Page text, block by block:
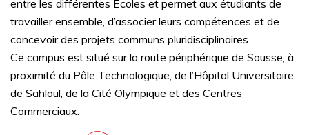
entre les différentes Ecoles et permet aux étudiants de
travailler ensemble, d’associer leurs compétences et de
concevoir des projets communs pluridisciplinaires.
Ce campus est situé sur la route périphérique de Sousse, à
proximité du Pôle Technologique, de l’Hôpital Universitaire
de Sahloul, de la Cité Olympique et des Centres
Commerciaux.